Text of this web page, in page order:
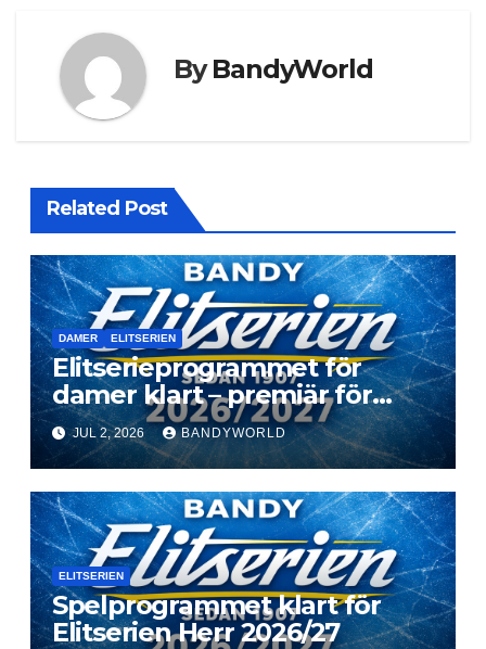
ByBandyWorld
Related Post
DAMER ELITSERIEN
Elitserieprogrammet för
damer klart – premiär för
Next Level
JUL 2, 2026 BANDYWORLD
ELITSERIEN
Spelprogrammet klart för
Elitserien Herr 2026/27